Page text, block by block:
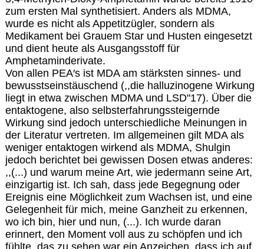
zum ersten Mal synthetisiert. Anders als MDMA,
wurde es nicht als Appetitzügler, sondern als
Medikament bei Grauem Star und Husten eingesetzt
und dient heute als Ausgangsstoff für
Amphetaminderivate.
Von allen PEA′s ist MDA am stärksten sinnes- und
bewusstseinstäuschend (,,die halluzinogene Wirkung
liegt in etwa zwischen MDMA und LSD"17). Über die
entaktogene, also selbsterfahrungssteigernde
Wirkung sind jedoch unterschiedliche Meinungen in
der Literatur vertreten. Im allgemeinen gilt MDA als
weniger entaktogen wirkend als MDMA, Shulgin
jedoch berichtet bei gewissen Dosen etwas anderes:
,,(...) und warum meine Art, wie jedermann seine Art,
einzigartig ist. Ich sah, dass jede Begegnung oder
Ereignis eine Möglichkeit zum Wachsen ist, und eine
Gelegenheit für mich, meine Ganzheit zu erkennen,
wo ich bin, hier und nun, (...). Ich wurde daran
erinnert, den Moment voll aus zu schöpfen und ich
fühlte, das zu sehen war ein Anzeichen, dass ich auf